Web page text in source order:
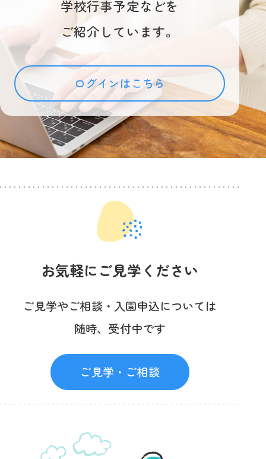
学校行事予定などを
ご紹介しています。
ログインはこちら
お気軽にご見学ください
ご見学やご相談・入園申込については
随時、受付中です
ご見学・ご相談